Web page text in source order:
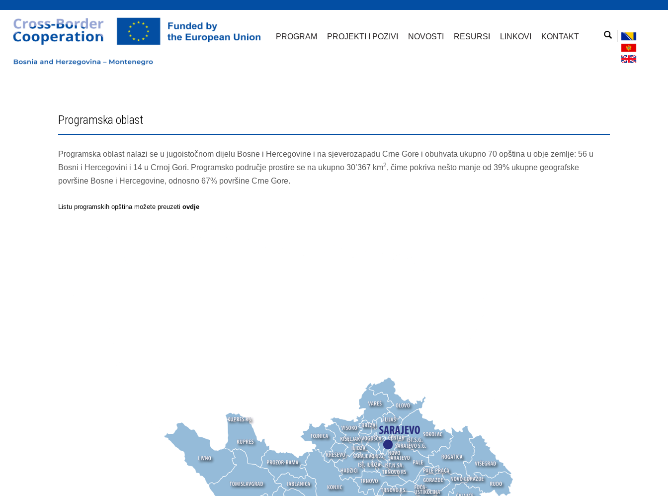
PROGRAM PROJEKTI I POZIVI NOVOSTI RESURSI LINKOVI KONTAKT
Programska oblast
Programska oblast nalazi se u jugoistočnom dijelu Bosne i Hercegovine i na sjeverozapadu Crne Gore i obuhvata ukupno 70 opština u obje zemlje: 56 u
Bosni i Hercegovini i 14 u Crnoj Gori. Programsko područje prostire se na ukupno 30’367 km2, čime pokriva nešto manje od 39% ukupne geografske
površine Bosne i Hercegovine, odnosno 67% površine Crne Gore.
Listu programskih opština možete preuzeti ovdje